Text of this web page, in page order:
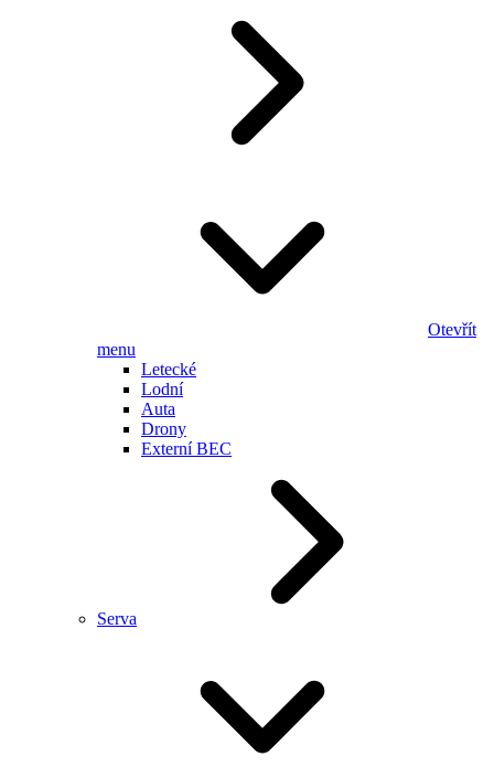
Otevřít
menu
Letecké
Lodní
Auta
Drony
Externí BEC
Serva